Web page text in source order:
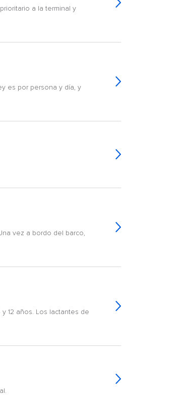
a la terminal y
es por persona y día, y
vez a bordo del barco,
12 años. Los lactantes de